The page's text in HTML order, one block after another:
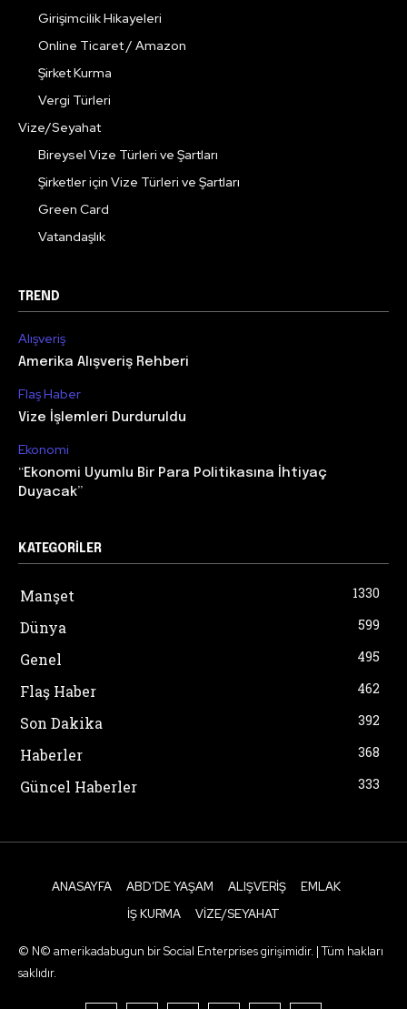
Girişimcilik Hikayeleri
Online Ticaret / Amazon
Şirket Kurma
Vergi Türleri
Vize/Seyahat
Bireysel Vize Türleri ve Şartları
Şirketler için Vize Türleri ve Şartları
Green Card
Vatandaşlık
TREND
Alışveriş
Amerika Alışveriş Rehberi
Flaş Haber
Vize İşlemleri Durduruldu
Ekonomi
“Ekonomi Uyumlu Bir Para Politikasına İhtiyaç
Duyacak”
KATEGORILER
Manşet 1330
Dünya 599
Genel 495
Flaş Haber 462
Son Dakika 392
Haberler 368
Güncel Haberler 333
ANASAYFA ABD’DE YAŞAM ALIŞVERIŞ
EMLAK
İŞ KURMA
VIZE/SEYAHAT
© N© amerikadabugun bir Social Enterprises girişimidir. | Tüm hakları
saklıdır.